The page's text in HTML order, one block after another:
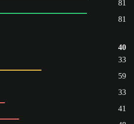
81
81
40
33
59
33
41